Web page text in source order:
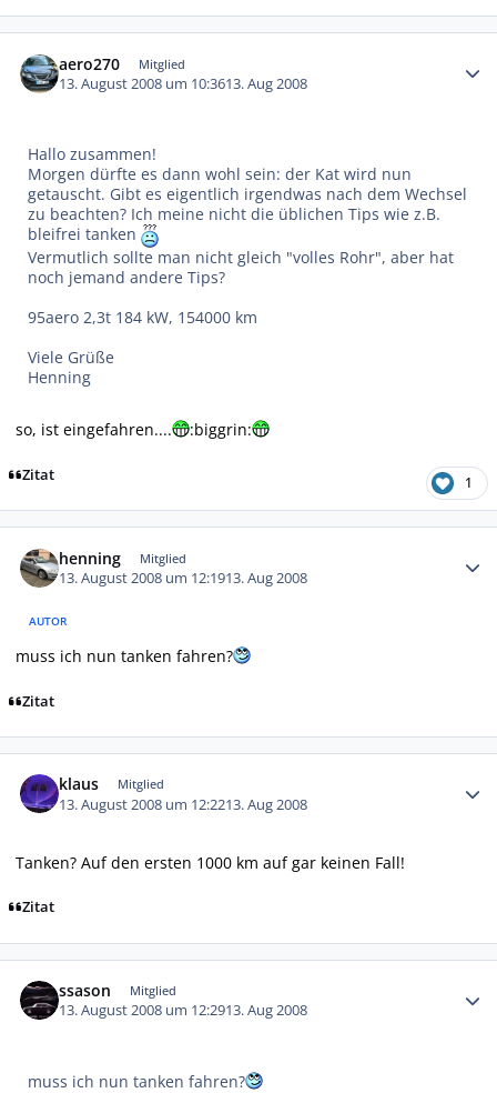
aero270 Mitglied
13. August 2008 um 10:3613. Aug 2008
Hallo zusammen!
Morgen dürfte es dann wohl sein: der Kat wird nun
getauscht. Gibt es eigentlich irgendwas nach dem Wechsel
zu beachten? Ich meine nicht die üblichen Tips wie z.B.
bleifrei tanken
Vermutlich sollte man nicht gleich "volles Rohr", aber hat
noch jemand andere Tips?
95aero 2,3t 184 kW, 154000 km
Viele Grüße
Henning
so, ist eingefahren.... :biggrin:
Zitat 1
henning Mitglied
13. August 2008 um 12:1913. Aug 2008
AUTOR
muss ich nun tanken fahren?
Zitat
klaus Mitglied
13. August 2008 um 12:2213. Aug 2008
Tanken? Auf den ersten 1000 km auf gar keinen Fall!
Zitat
ssason Mitglied
13. August 2008 um 12:2913. Aug 2008
muss ich nun tanken fahren?